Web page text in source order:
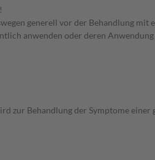
generell vor der Behandlung
anwenden oder deren
zur Behandlung der Symptome